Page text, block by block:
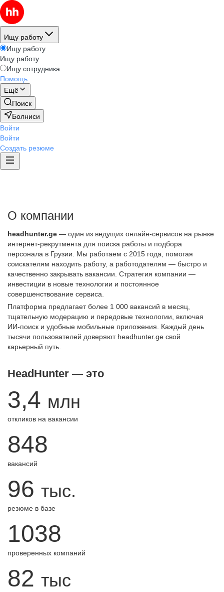
Ищу работу
Ищу работу
Ищу работу
Ищу сотрудника
Помощь
Ещё
Поиск
Болниси
Войти
Войти
Создать резюме
О компании
headhunter.ge — один из ведущих онлайн-сервисов на рынке
интернет-рекрутмента для поиска работы и подбора
персонала в Грузии. Мы работаем с 2015 года, помогая
соискателям находить работу, а работодателям — быстро и
качественно закрывать вакансии. Стратегия компании —
инвестиции в новые технологии и постоянное
совершенствование сервиса.
Платформа предлагает более 1 000 вакансий в месяц,
тщательную модерацию и передовые технологии, включая
ИИ-поиск и удобные мобильные приложения. Каждый день
тысячи пользователей доверяют headhunter.ge свой
карьерный путь.
HeadHunter — это
3,4 млн
откликов на вакансии
848
вакансий
96 тыс.
резюме в базе
1038
проверенных компаний
82 тыс